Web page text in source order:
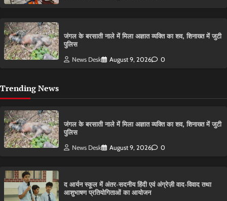
​जंगल के बरसाती नाले में मिला अज्ञात व्यक्ति का शव, शिनाख्त में जुटी
पुलिस
News Desk August 9, 2026 0
Trending News
​जंगल के बरसाती नाले में मिला अज्ञात व्यक्ति का शव, शिनाख्त में जुटी
पुलिस
News Desk August 9, 2026 0
द आर्यन स्कूल में अंतर-सदनीय हिंदी एवं अंग्रेज़ी वाद-विवाद तथा
आशुभाषण प्रतियोगिताओं का आयोजन